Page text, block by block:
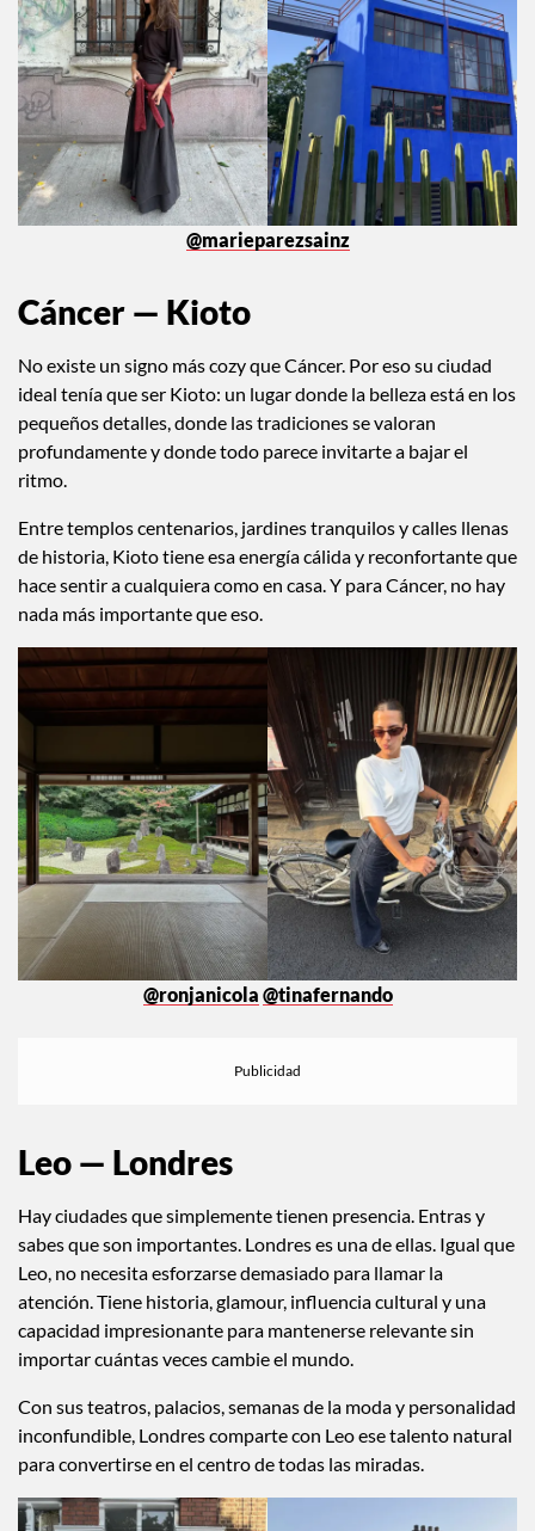
@marieparezsainz
Cáncer — Kioto
No existe un signo más cozy que Cáncer. Por eso su ciudad
ideal tenía que ser Kioto: un lugar donde la belleza está en los
pequeños detalles, donde las tradiciones se valoran
profundamente y donde todo parece invitarte a bajar el
ritmo.
Entre templos centenarios, jardines tranquilos y calles llenas
de historia, Kioto tiene esa energía cálida y reconfortante que
hace sentir a cualquiera como en casa. Y para Cáncer, no hay
nada más importante que eso.
@ronjanicola @tinafernando
Leo — Londres
Hay ciudades que simplemente tienen presencia. Entras y
sabes que son importantes. Londres es una de ellas. Igual que
Leo, no necesita esforzarse demasiado para llamar la
atención. Tiene historia, glamour, influencia cultural y una
capacidad impresionante para mantenerse relevante sin
importar cuántas veces cambie el mundo.
Con sus teatros, palacios, semanas de la moda y personalidad
inconfundible, Londres comparte con Leo ese talento natural
para convertirse en el centro de todas las miradas.